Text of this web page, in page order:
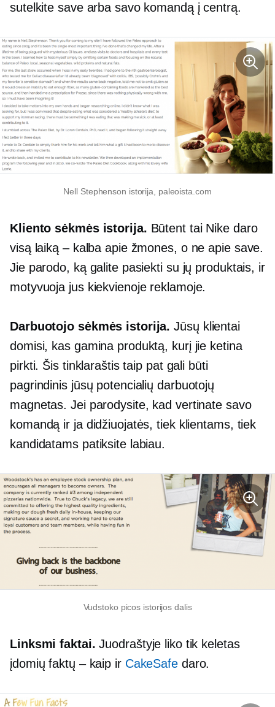
sutelkite save arba savo komandą į centrą.
Nell Stephenson istorija, paleoista.com
Kliento sėkmės istorija. Būtent tai Nike daro
visą laiką – kalba apie žmones, o ne apie save.
Jie parodo, ką galite pasiekti su jų produktais, ir
motyvuoja jus kiekvienoje reklamoje.
Darbuotojo sėkmės istorija. Jūsų klientai
domisi, kas gamina produktą, kurį jie ketina
pirkti. Šis tinklaraštis taip pat gali būti
pagrindinis jūsų potencialių darbuotojų
magnetas. Jei parodysite, kad vertinate savo
komandą ir ja didžiuojatės, tiek klientams, tiek
kandidatams patiksite labiau.
Vudstoko picos istorijos dalis
Linksmi faktai. Juodraštyje liko tik keletas
įdomių faktų – kaip ir CakeSafedaro.